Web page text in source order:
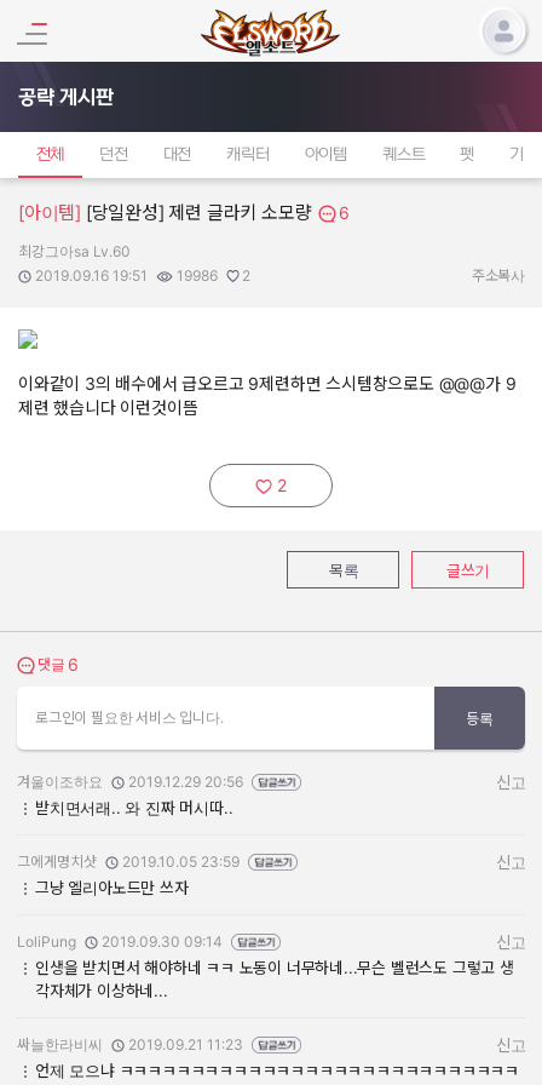
공략 게시판
전체 던전 대전 캐릭터 아이템 퀘스트 펫 기타
[아이템] [당일완성] 제련 글라키 소모량 6
작성자:
최강그아sa Lv.60
작성일:
2019.09.16 19:51
조회수:
19986
추천수:
2 주소복사
이와같이 3의 배수에서 급오르고 9제련하면 스시템창으로도 @@@가 9
제련 했습니다 이런것이뜸
추천하기:
2
목록 글쓰기
댓글 보기
댓글 6
로그인이 필요한 서비스 입니다. 등록
작성자:
겨울이조하요
작성일:
2019.12.29 20:56
신고
받치면서래.. 와 진짜 머시따..
작성자:
그에게명치샷
작성일:
2019.10.05 23:59
신고
그냥 엘리아노드만 쓰자
작성자:
LoliPung
작성일:
2019.09.30 09:14
신고
인생을 받치면서 해야하네 ㅋㅋ 노동이 너무하네...무슨 벨런스도 그렇고 생
각자체가 이상하네...
작성자:
싸늘한라비씨
작성일:
2019.09.21 11:23
신고
언제 모으냐 ㅋㅋㅋㅋㅋㅋㅋㅋㅋㅋㅋㅋㅋㅋㅋㅋㅋㅋㅋㅋㅋㅋㅋㅋㅋㅋㅋㅋ